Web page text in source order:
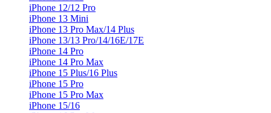
iPhone 12/12 Pro
iPhone 13 Mini
iPhone 13 Pro Max/14 Plus
iPhone 13/13 Pro/14/16E/17E
iPhone 14 Pro
iPhone 14 Pro Max
iPhone 15 Plus/16 Plus
iPhone 15 Pro
iPhone 15 Pro Max
iPhone 15/16